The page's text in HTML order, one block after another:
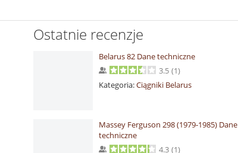
Ostatnie recenzje
Belarus 82 Dane techniczne
3.5 (1)
Kategoria:Ciągniki Belarus
Massey Ferguson 298 (1979-1985) Dane
techniczne
4.3 (1)